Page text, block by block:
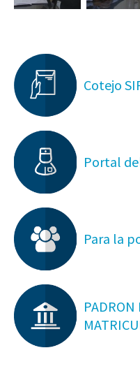
Cotejo
Portal
Para la
PADRON